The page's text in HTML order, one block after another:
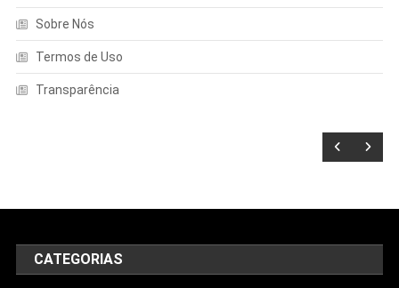
Sobre Nós
Termos de Uso
Transparência
CATEGORIAS